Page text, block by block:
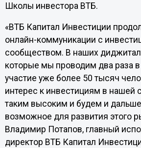
Школы инвестора ВТБ.
«ВТБ Капитал Инвестиции
онлайн-коммуникации с
сообществом. В наших
которые мы проводим два раза
участие уже более 50 тысяч
интерес к инвестициям в нашей
таким высоким и будем и
возможное для развития этого
Владимир Потапов, главный
директор ВТБ Капитал